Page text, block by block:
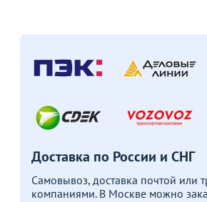
Доставка по России и СНГ
Самовывоз, доставка почтой или
компаниями. В Москве можно